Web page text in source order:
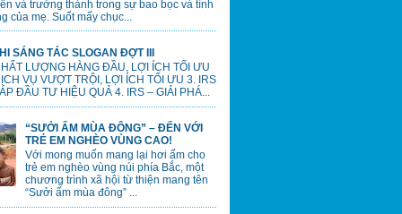
và trưởng thành trong sự bao bọc và tình
của mẹ. Suốt mấy chục...
SÁNG TÁC SLOGAN ĐỢT III
LƯỢNG HÀNG ĐẦU, LỢI ÍCH TỐI ƯU
VỤ VƯỢT TRỘI, LỢI ÍCH TỐI ƯU 3. IRS
ĐẦU TƯ HIỆU QUẢ 4. IRS – GIẢI PHÁ...
“SƯỞI ẤM MÙA ĐÔNG” – ĐẾN VỚI
TRẺ EM NGHÈO VÙNG CAO!
Với mong muốn mang lại hơi ấm cho
trẻ em nghèo vùng núi phía Bắc, một
chương trình xã hội từ thiện mang tên
“Sưởi ấm mùa đông” ...